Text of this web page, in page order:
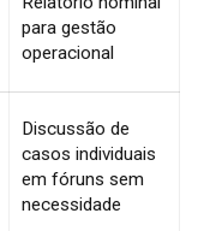
para gestão
operacional
Discussão de
casos individuais
em fóruns sem
necessidade